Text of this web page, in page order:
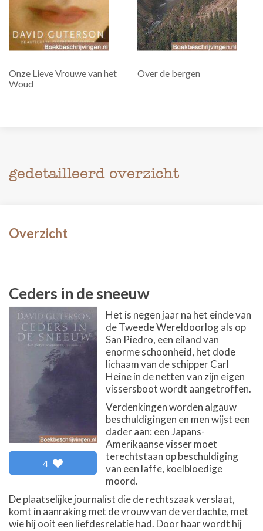
Onze Lieve Vrouwe van het
Woud
Over de bergen
gedetailleerd overzicht
Overzicht
Ceders in de sneeuw
4
Het is negen jaar na het einde van
de Tweede Wereldoorlog als op
San Piedro, een eiland van
enorme schoonheid, het dode
lichaam van de schipper Carl
Heine in de netten van zijn eigen
vissersboot wordt aangetroffen.
Verdenkingen worden algauw
beschuldigingen en men wijst een
dader aan: een Japans-
Amerikaanse visser moet
terechtstaan op beschuldiging
van een laffe, koelbloedige
moord.
De plaatselijke journalist die de rechtszaak verslaat,
komt in aanraking met de vrouw van de verdachte, met
wie hij ooit een liefdesrelatie had. Door haar wordt hij